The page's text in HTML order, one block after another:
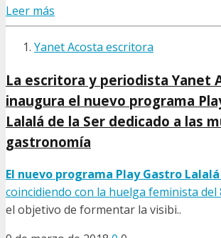
Leer más
Yanet Acosta escritora
La escritora y periodista Yanet
inaugura el nuevo programa
Lalalá de la Ser dedicado a las
gastronomía
El nuevo programa Play Gastro Lalalá
coincidiendo con la huelga feminista del
el objetivo de formentar la visibi..